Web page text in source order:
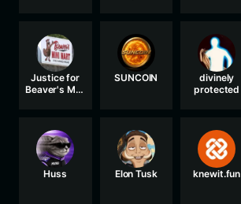
Justice for
Beaver's Mini
SUNCOIN
divinely
protected
Huss Elon Tusk knewit.fun